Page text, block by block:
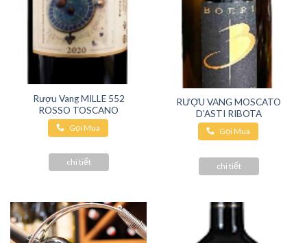
Rượu Vang MILLE 552
ROSSO TOSCANO
Gọi Mua
chi tiết
RƯỢU VANG MOSCATO
D’ASTI RIBOTA
Gọi Mua
chi tiết